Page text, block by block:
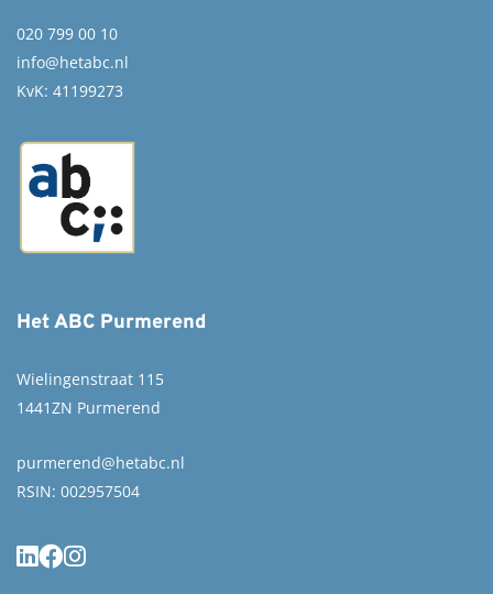
020 799 00 10
info@hetabc.nl
KvK: 41199273
Het ABC Purmerend
Wielingenstraat 115
1441ZN Purmerend
purmerend@hetabc.nl
RSIN: 002957504